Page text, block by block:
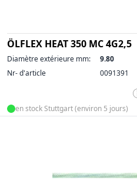
ÖLFLEX HEAT 350 MC 4G2,5
Diamètre extérieure mm:
9.80
Nr- d'article
0091391
en stock Stuttgart (environ 5 jours)